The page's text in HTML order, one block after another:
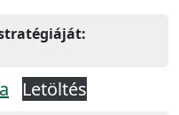
Letöltés